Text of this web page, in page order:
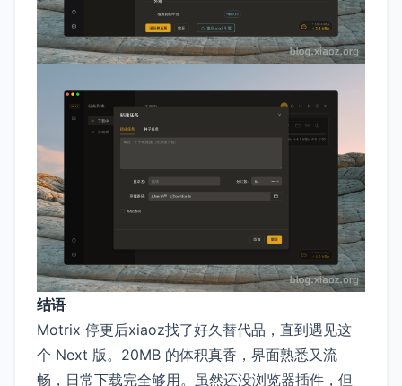
结语
Motrix 停更后xiaoz找了好久替代品，直到遇见这
个 Next 版。20MB 的体积真香，界面熟悉又流
畅，日常下载完全够用。虽然还没浏览器插件，但